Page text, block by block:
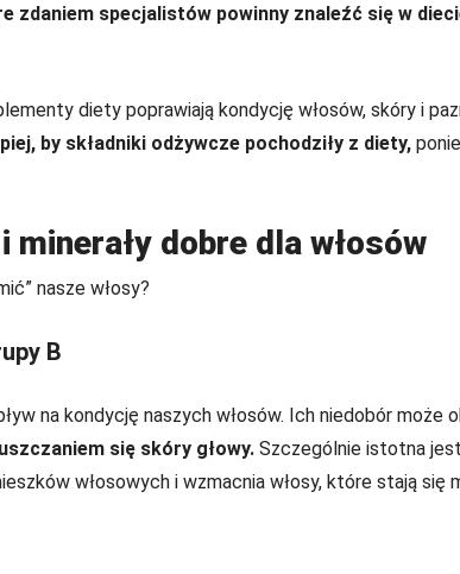
zdaniem specjalistów powinny znaleźć się w
diety poprawiają kondycję włosów, skóry i
by składniki odżywcze pochodziły z diety,
minerały dobre dla włosów
nasze włosy?
B
na kondycję naszych włosów. Ich niedobór może
się skóry głowy. Szczególnie istotna
włosowych i wzmacnia włosy, które stają się